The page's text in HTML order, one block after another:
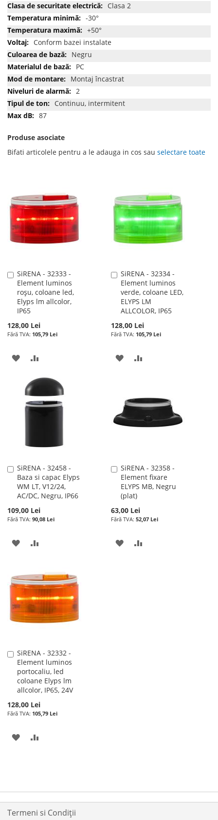
Clasa 2
-30°
+50°
Conform bazei instalate
Negru
PC
Montaj încastrat
2
Continuu, intermitent
87
Produse asociate
Bifati articolele pentru a le adauga in cos sau selectare toate
SiRENA - 32333 -
Element luminos
roșu, coloane led,
Elyps lm allcolor,
IP65
128,00 Lei
105,79 Lei
Adauga
în
cos
ADAUGATI
LISTA
DE
COMPARARE
SiRENA - 32334 -
Element luminos
verde, coloane LED,
ELYPS LM
ALLCOLOR, IP65
128,00 Lei
105,79 Lei
Adauga
în
cos
ADAUGATI
DE
DORINTE
SiRENA - 32458 -
Baza si capac Elyps
WM LT, V12/24,
AC/DC, Negru, IP66
109,00 Lei
90,08 Lei
Adauga
în
cos
ADAUGATI
LISTA
DE
DORINTE
COMPARARE
SiRENA - 32358 -
Element fixare
ELYPS MB, Negru
(plat)
63,00 Lei
52,07 Lei
Adauga
în
cos
ADAUGATI
SiRENA - 32332 -
Element luminos
portocaliu, led
coloane Elyps lm
allcolor, IP65, 24V
128,00 Lei
105,79 Lei
Adauga
în
cos
ADAUGATI
DORINTE
Termeni si Condiții